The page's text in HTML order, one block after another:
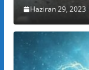
Haziran 29, 2023